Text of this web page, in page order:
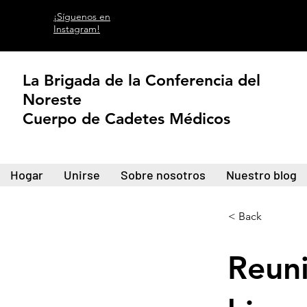
¡Síguenos en
Instagram!
La Brigada de la Conferencia del
Noreste
Cuerpo de Cadetes Médicos
Hogar Unirse Sobre nosotros Nuestro blog
< Back